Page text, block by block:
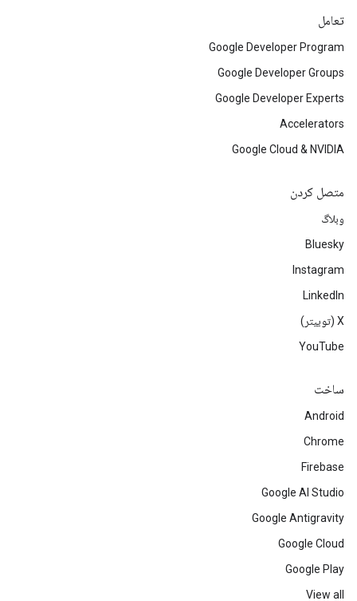
تعامل
Google Developer Program
Google Developer Groups
Google Developer Experts
Accelerators
Google Cloud & NVIDIA
متصل کردن
وبلاگ
Bluesky
Instagram
LinkedIn
‫X (توییتر)
YouTube
ساخت
Android
Chrome
Firebase
Google AI Studio
Google Antigravity
Google Cloud
Google Play
View all